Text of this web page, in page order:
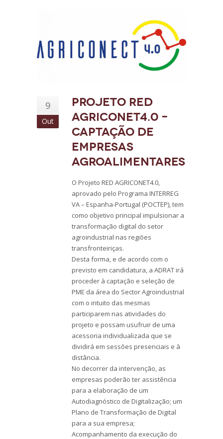
9
Out
Projeto RED
AGRICONET4.0 –
Captação de
Empresas
Agroalimentares
O Projeto RED AGRICONET4.0,
aprovado pelo Programa INTERREG
VA – Espanha-Portugal (POCTEP), tem
como objetivo principal impulsionar a
transformação digital do setor
agroindustrial nas regiões
transfronteiriças.
Desta forma, e de acordo com o
previsto em candidatura, a ADRAT irá
proceder à captação e seleção de
PME da área do Sector Agroindustrial
com o intuito das mesmas
participarem nas atividades do
projeto e possam usufruir de uma
acessoria individualizada que se
dividirá em sessões presenciais e à
distância.
No decorrer da intervenção, as
empresas poderão ter assistência
para a elaboração de um
Autodiagnóstico de Digitalização; um
Plano de Transformação de Digital
para a sua empresa;
Acompanhamento da execução do